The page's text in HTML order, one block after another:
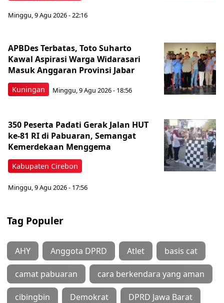
Minggu, 9 Agu 2026 - 22:16
Kuningan
APBDes Terbatas, Toto Suharto
Kawal Aspirasi Warga Widarasari
Masuk Anggaran Provinsi Jabar
Minggu, 9 Agu 2026 - 18:56
Kabupaten Cirebon
350 Peserta Padati Gerak Jalan HUT
ke-81 RI di Pabuaran, Semangat
Kemerdekaan Menggema
Minggu, 9 Agu 2026 - 17:56
Tag Populer
AHY Anggota DPRD Atlet basis cat
camat pabuaran cara berkendara yang aman
cibingbin Demokrat DPRD Jawa Barat